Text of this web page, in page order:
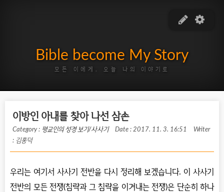
Bible become My Story
모든 이에게, 오늘 나의 이야기로
이방인 아내를 찾아 나선 삼손
Category : 평교인의 성경 보기/사사기 Date : 2017. 11. 3. 16:51
Writer
: 김홍덕
우리는 여기서 사사기 전반을 다시 정리해 보겠습니다. 이 사사기
전반의 모든 전쟁(침략과 그 침략을 이겨내는 전쟁)은 단순히 하나